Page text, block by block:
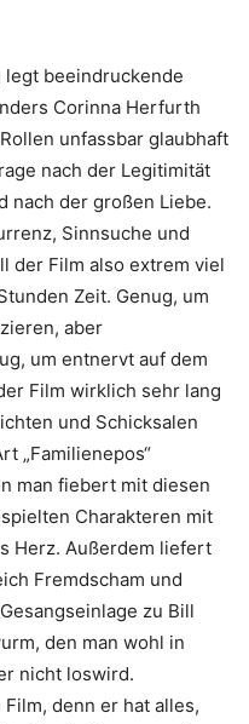
beeindruckende
Corinna Herfurth
unfassbar glaubhaft
nach der Legitimität
nach der großen Liebe.
Sinnsuche und
der Film also extrem viel
Zeit. Genug, um
aber
um entnervt auf dem
Film wirklich sehr lang
und Schicksalen
„Familienepos“
man fiebert mit diesen
Charakteren mit
Herz. Außerdem liefert
Fremdscham und
zu Bill
den man wohl in
nicht loswird.
denn er hat alles,